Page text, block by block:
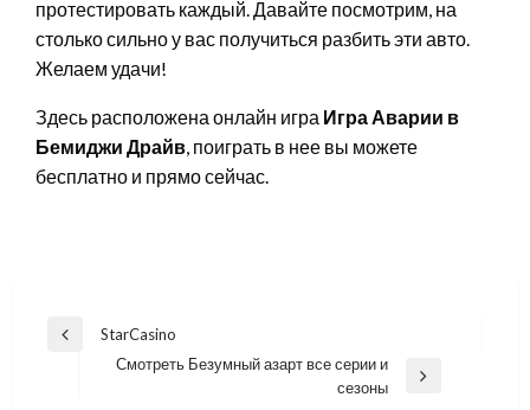
протестировать каждый. Давайте посмотрим, на
столько сильно у вас получиться разбить эти авто.
Желаем удачи!
Здесь расположена онлайн игра Игра Аварии в
Бемиджи Драйв, поиграть в нее вы можете
бесплатно и прямо сейчас.
Post
navigation
Previous
StarCasino
Смотреть Безумный азарт все серии и
сезоны